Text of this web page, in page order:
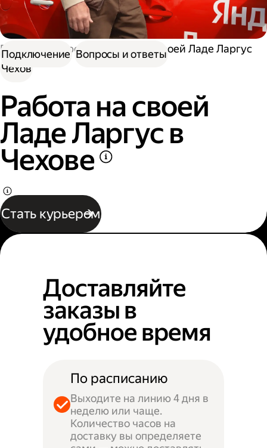
Работа курьером
Работа на своей Ладе Ларгус
Чехов
Работа на своей
Ладе Ларгус в
Чехове
Стать курьером
Подключение Вопросы и ответы
Доставляйте
заказы в
удобное время
По расписанию
Выходите на линию 4 дня в
неделю или чаще.
Количество часов на
доставку вы определяете